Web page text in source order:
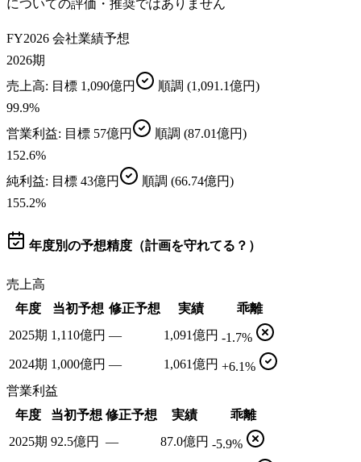
についての評価・推奨ではありません
FY2026 会社業績予想
2026期
売上高: 目標 1,090億円 順調 (1,091.1億円)
99.9%
営業利益: 目標 57億円 順調 (87.01億円)
152.6%
純利益: 目標 43億円 順調 (66.74億円)
155.2%
年度別の予想精度（計画を守れてる？）
売上高
年度
当初予想 修正予想 実績
乖離
2025期 1,110億円 — 1,091億円 -1.7%
2024期 1,000億円 — 1,061億円 +6.1%
営業利益
年度
当初予想 修正予想 実績
乖離
2025期 92.5億円 — 87.0億円 -5.9%